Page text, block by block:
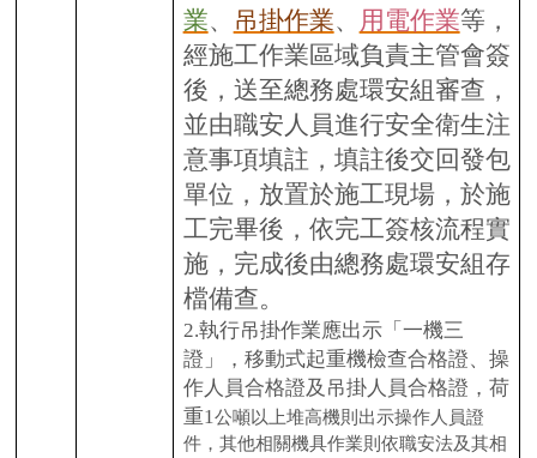
業、 吊掛作業、 用電作業等，
經施工作業區域負責主管會簽
後，送至總務處環安組審查，
並由職安人員進行安全衛生注
意事項填註，填註後交回發包
單位，放置於施工現場，於施
工完畢後，依完工簽核流程實
施，完成後由總務處環安組存
檔備查。
2.執行吊掛作業應出示「一機三
證」，移動式起重機檢查合格證、操
作人員合格證及吊掛人員合格證，荷
重1公噸以上堆高機則出示操作人員證
件，其他相關機具作業則依職安法及其相